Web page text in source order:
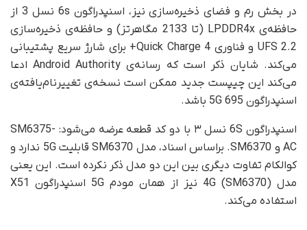
در بخش رم و فضای ذخیره‌سازی نیز، اسنپدراگون 6s نسل 3 از
حافظه‌ی LPDDR4x (تا 2133 مگاهرتز) و حافظه‌ی ذخیره‌سازی
UFS 2.2 و فناوری Quick Charge 4+ برای شارژ سریع پشتیبانی
می‌کند. شایان ذکر است که رسانه‌ی Android Authority ادعا
می‌کند این چیپست جدید ممکن است نسخه‌ی تغییرنام‌یافته‌ی
اسنپدراگون 695 5G باشد.
اسنپدراگون 6S نسل ۳ با دو کد قطعه عرضه می‌شود: SM6375-
AC و SM6370. بر‌اساس اسناد، مدل SM6370 قابلیت 5G ندارد و
کوالکام تفاوت دیگری بین این دو مدل ذکر نکرده است. این یعنی
مدل 4G (SM6370) نیز از همان مودم 5G اسنپدراگون X51
استفاده می‌کند.